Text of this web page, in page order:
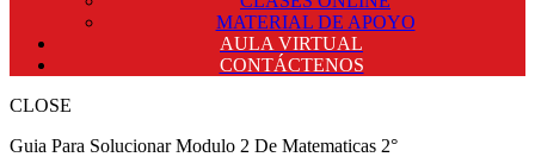
MATERIAL DE APOYO
AULA VIRTUAL
CONTÁCTENOS
CLOSE
Guia Para Solucionar Modulo 2 De Matematicas 2°